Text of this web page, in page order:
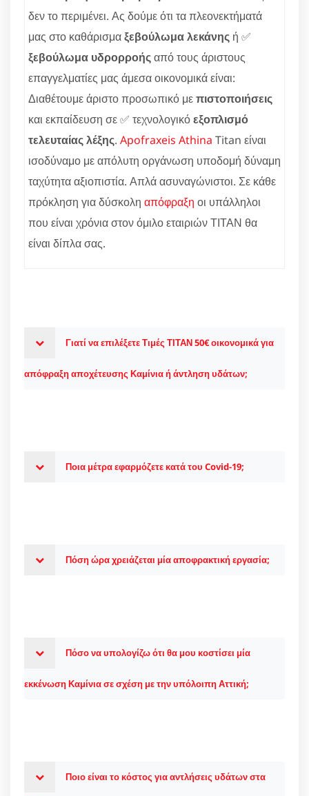
δεν το περιμένει. Ας δούμε ότι τα πλεονεκτήματά
μας στο καθάρισμαξεβούλωμα λεκάνης ή ✅
ξεβούλωμα υδρορροήςαπό τους άριστους
επαγγελματίες μας άμεσα οικονομικά είναι:
Διαθέτουμε άριστο προσωπικό μεπιστοποιήσεις
και εκπαίδευση σε ✅ τεχνολογικόεξοπλισμό
τελευταίας λέξης. Apofraxeis Athina Titan είναι
ισοδύναμο με απόλυτη οργάνωση υποδομή δύναμη
ταχύτητα αξιοπιστία. Απλά ασυναγώνιστοι. Σε κάθε
πρόκληση για δύσκολη απόφραξη οι υπάλληλοι
που είναι χρόνια στον όμιλο εταιριών ΤΙΤΑΝ θα
είναι δίπλα σας.
Γιατί να επιλέξετε Τιμές ΤΙΤΑΝ 50€ οικονομικά για
απόφραξη αποχέτευσης Καμίνια ή άντληση υδάτων;
Ποια μέτρα εφαρμόζετε κατά του Covid-19;
Πόση ώρα χρειάζεται μία αποφρακτική εργασία;
Πόσο να υπολογίζω ότι θα μου κοστίσει μία
εκκένωση Καμίνια σε σχέση με την υπόλοιπη Αττική;
Ποιο είναι το κόστος για αντλήσεις υδάτων στα